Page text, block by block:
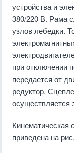
устройства и
380/220 В. Рама
узлов лебедки.
при отключении
передается от
редуктор.
осуществляется
Кинематическая
приведена на